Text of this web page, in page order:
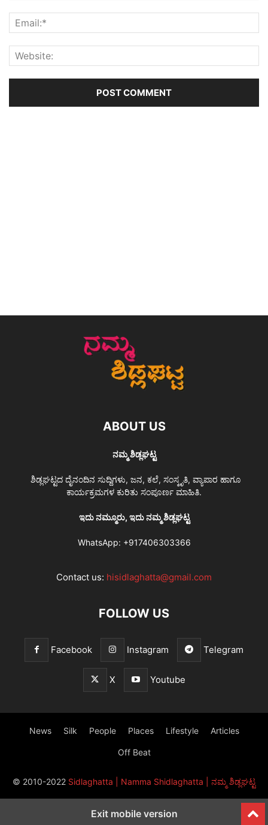
ABOUT US
ನಮ್ಮ ಶಿಡ್ಲಘಟ್ಟ
ಶಿಡ್ಲಘಟ್ಟದ ದೈನಂದಿನ ಸುದ್ದಿಗಳು, ಜನ, ಕಲೆ, ಸಂಸ್ಕೃತಿ, ವ್ಯಾಪಾರ ಹಾಗೂ
ಕಾರ್ಯಕ್ರಮಗಳ ಕುರಿತು ಸಂಪೂರ್ಣ ಮಾಹಿತಿ.
ಇದು ನಮ್ಮೂರು, ಇದು ನಮ್ಮ ಶಿಡ್ಲಘಟ್ಟ
WhatsApp: +917406303366
Contact us: hisidlaghatta@gmail.com
FOLLOW US
Facebook Instagram Telegram
X Youtube
News Silk People Places Lifestyle Articles
Off Beat
© 2010-2022 Sidlaghatta | Namma Shidlaghatta | ನಮ್ಮ ಶಿಡ್ಲಘಟ್ಟ
Exit mobile version